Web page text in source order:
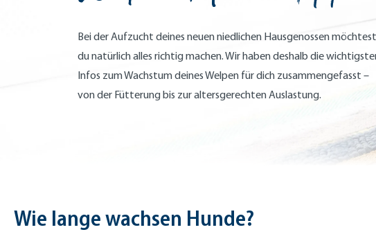
Bei der Aufzucht deines neuen niedlichen Hausgenossen möchtest
du natürlich alles richtig machen. Wir haben deshalb die
Infos zum Wachstum deines Welpen für dich zusammengefasst –
von der Fütterung bis zur altersgerechten Auslastung.
Wie lange wachsen Hunde?